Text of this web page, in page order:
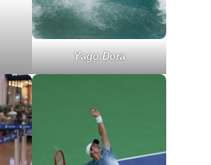
Yago Dora